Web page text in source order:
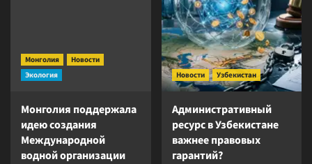
Монголия
Новости
Экология
Монголия поддержала
идею создания
Международной
водной организации
Новости Узбекистан
Административный
ресурс в Узбекистане
важнее правовых
гарантий?